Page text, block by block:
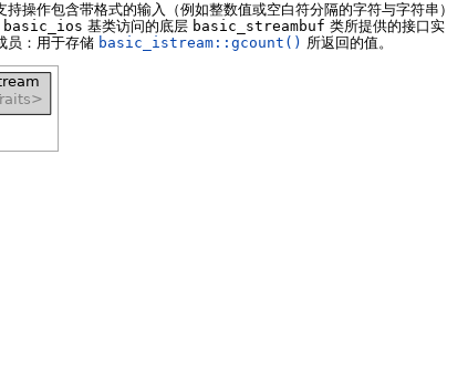
操作包含带格式的输入（例如整数值或空白符分隔的字符与字符串）
basic_ios 基类访问的底层 basic_streambuf 类所提供的接口实
员：用于存储 basic_istream::gcount() 所返回的值。